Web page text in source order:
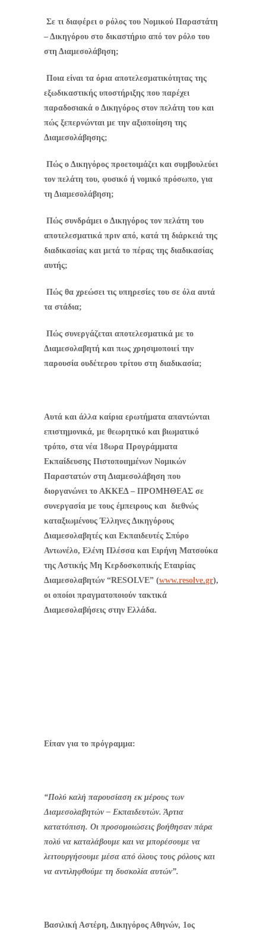
Σε τι διαφέρει ο ρόλος του Νομικού Παραστάτη
– Δικηγόρου στο δικαστήριο από τον ρόλο του
στη Διαμεσολάβηση;
Ποια είναι τα όρια αποτελεσματικότητας της
εξωδικαστικής υποστήριξης που παρέχει
παραδοσιακά ο Δικηγόρος στον πελάτη του και
πώς ξεπερνώνται με την αξιοποίηση της
Διαμεσολάβησης;
Πώς ο Δικηγόρος προετοιμάζει και συμβουλεύει
τον πελάτη του, φυσικό ή νομικό πρόσωπο, για
τη Διαμεσολάβηση;
Πώς συνδράμει ο Δικηγόρος τον πελάτη του
αποτελεσματικά πριν από, κατά τη διάρκειά της
διαδικασίας και μετά το πέρας της διαδικασίας
αυτής;
Πώς θα χρεώσει τις υπηρεσίες του σε όλα αυτά
τα στάδια;
Πώς συνεργάζεται αποτελεσματικά με το
Διαμεσολαβητή και πως χρησιμοποιεί την
παρουσία ουδέτερου τρίτου στη διαδικασία;
Αυτά και άλλα καίρια ερωτήματα απαντώνται
επιστημονικά, με θεωρητικό και βιωματικό
τρόπο, στα νέα 18ωρα Προγράμματα
Εκπαίδευσης Πιστοποιημένων Νομικών
Παραστατών στη Διαμεσολάβηση που
διοργανώνει το ΑΚΚΕΔ – ΠΡΟΜΗΘΕΑΣ σε
συνεργασία με τους έμπειρους και διεθνώς
καταξιωμένους Έλληνες Δικηγόρους
Διαμεσολαβητές και Εκπαιδευτές Σπύρο
Αντωνέλο, Ελένη Πλέσσα και Ειρήνη Ματσούκα
της Αστικής Μη Κερδοσκοπικής Εταιρίας
Διαμεσολαβητών “RESOLVE” (www.resolve.gr),
οι οποίοι πραγματοποιούν τακτικά
Διαμεσολαβήσεις στην Ελλάδα.
Είπαν για το πρόγραμμα:
“Πολύ καλή παρουσίαση εκ μέρους των
Διαμεσολαβητών – Εκπαιδευτών. Άρτια
κατατόπιση. Οι προσομοιώσεις βοήθησαν πάρα
πολύ να καταλάβουμε και να μπορέσουμε να
λειτουργήσουμε μέσα από όλους τους ρόλους και
να αντιληφθούμε τη δυσκολία αυτών”.
Βασιλική Αστέρη, Δικηγόρος Αθηνών, 1ος